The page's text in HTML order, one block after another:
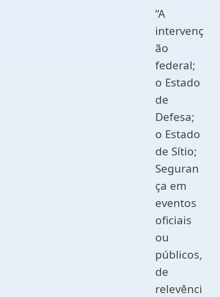
“A
intervenç
ão
federal;
o Estado
de
Defesa;
o Estado
de Sítio;
Seguran
ça em
eventos
oficiais
ou
públicos,
de
relevênci